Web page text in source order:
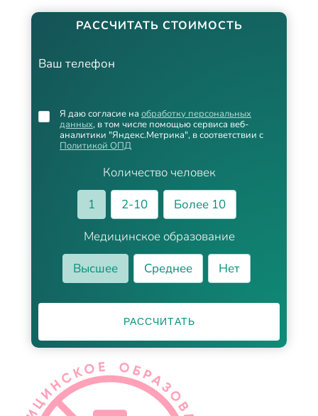
РАССЧИТАТЬ СТОИМОСТЬ
Ваш телефон
Количество человек
1
2-10
Более 10
Медицинское образование
Высшее
Среднее Нет
Я даю согласие на обработку персональных
данных, в том числе помощью сервиса веб-
аналитики "Яндекс.Метрика", в соответствии с
Политикой ОПД
РАССЧИТАТЬ